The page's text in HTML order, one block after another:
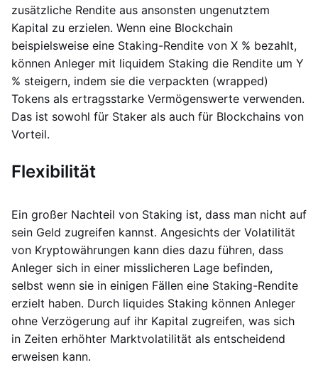
zusätzliche Rendite aus ansonsten ungenutztem
Kapital zu erzielen. Wenn eine Blockchain
beispielsweise eine Staking-Rendite von X % bezahlt,
können Anleger mit liquidem Staking die Rendite um Y
% steigern, indem sie die verpackten (wrapped)
Tokens als ertragsstarke Vermögenswerte verwenden.
Das ist sowohl für Staker als auch für Blockchains von
Vorteil.
Flexibilität
Ein großer Nachteil von Staking ist, dass man nicht auf
sein Geld zugreifen kannst. Angesichts der Volatilität
von Kryptowährungen kann dies dazu führen, dass
Anleger sich in einer misslicheren Lage befinden,
selbst wenn sie in einigen Fällen eine Staking-Rendite
erzielt haben. Durch liquides Staking können Anleger
ohne Verzögerung auf ihr Kapital zugreifen, was sich
in Zeiten erhöhter Marktvolatilität als entscheidend
erweisen kann.